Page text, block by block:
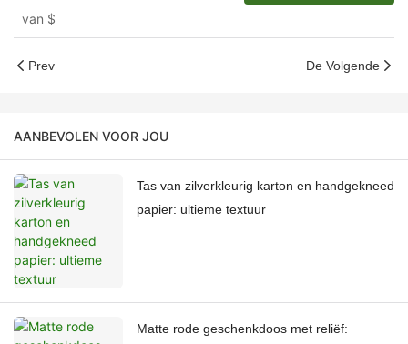
van $
Prev De Volgende
AANBEVOLEN VOOR JOU
Tas van zilverkleurig karton en handgekneed
papier: ultieme textuur
Matte rode geschenkdoos met reliëf: